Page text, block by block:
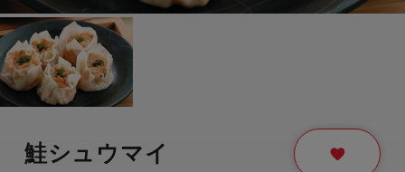
鮭シュウマイ